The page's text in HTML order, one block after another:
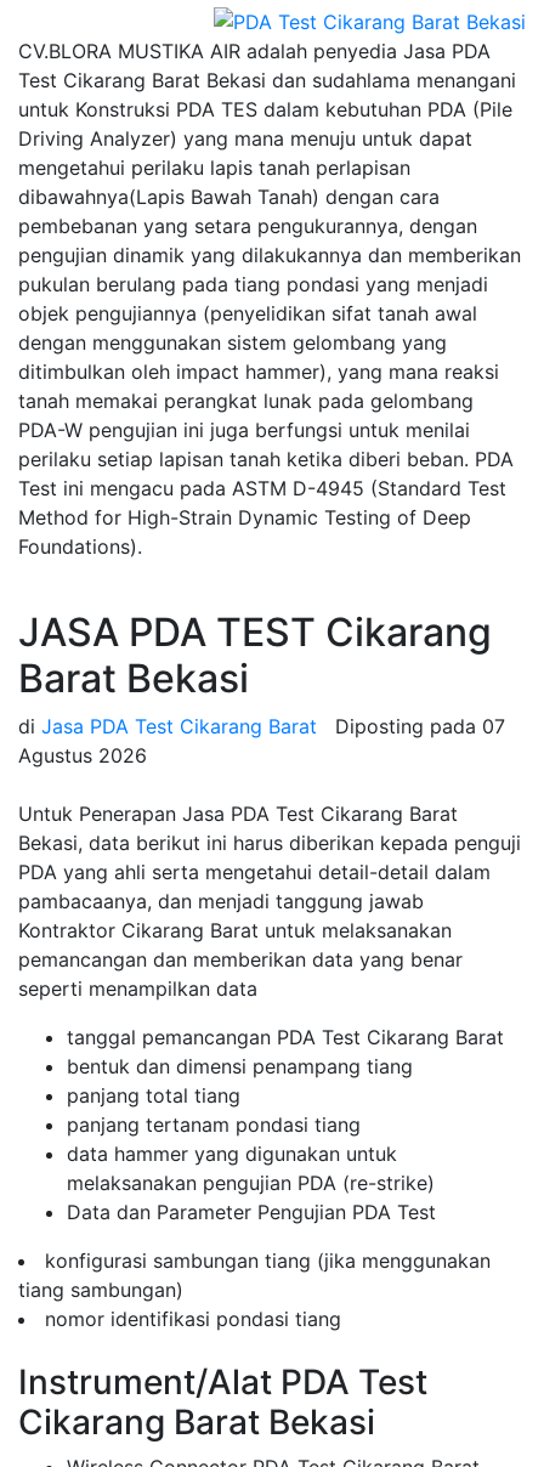
CV.BLORA MUSTIKA AIR adalah penyedia Jasa PDA
Test Cikarang Barat Bekasi dan sudahlama menangani
untuk Konstruksi PDA TES dalam kebutuhan PDA (Pile
Driving Analyzer) yang mana menuju untuk dapat
mengetahui perilaku lapis tanah perlapisan
dibawahnya(Lapis Bawah Tanah) dengan cara
pembebanan yang setara pengukurannya, dengan
pengujian dinamik yang dilakukannya dan memberikan
pukulan berulang pada tiang pondasi yang menjadi
objek pengujiannya (penyelidikan sifat tanah awal
dengan menggunakan sistem gelombang yang
ditimbulkan oleh impact hammer), yang mana reaksi
tanah memakai perangkat lunak pada gelombang
PDA-W pengujian ini juga berfungsi untuk menilai
perilaku setiap lapisan tanah ketika diberi beban. PDA
Test ini mengacu pada ASTM D-4945 (Standard Test
Method for High-Strain Dynamic Testing of Deep
Foundations).
JASA PDA TEST Cikarang
Barat Bekasi
di Jasa PDA Test Cikarang Barat Diposting pada 07
Agustus 2026
Untuk Penerapan Jasa PDA Test Cikarang Barat
Bekasi, data berikut ini harus diberikan kepada penguji
PDA yang ahli serta mengetahui detail-detail dalam
pambacaanya, dan menjadi tanggung jawab
Kontraktor Cikarang Barat untuk melaksanakan
pemancangan dan memberikan data yang benar
seperti menampilkan data
tanggal pemancangan PDA Test Cikarang Barat
bentuk dan dimensi penampang tiang
panjang total tiang
panjang tertanam pondasi tiang
data hammer yang digunakan untuk
melaksanakan pengujian PDA (re-strike)
Data dan Parameter Pengujian PDA Test
konfigurasi sambungan tiang (jika menggunakan
tiang sambungan)
nomor identifikasi pondasi tiang
Instrument/Alat PDA Test
Cikarang Barat Bekasi